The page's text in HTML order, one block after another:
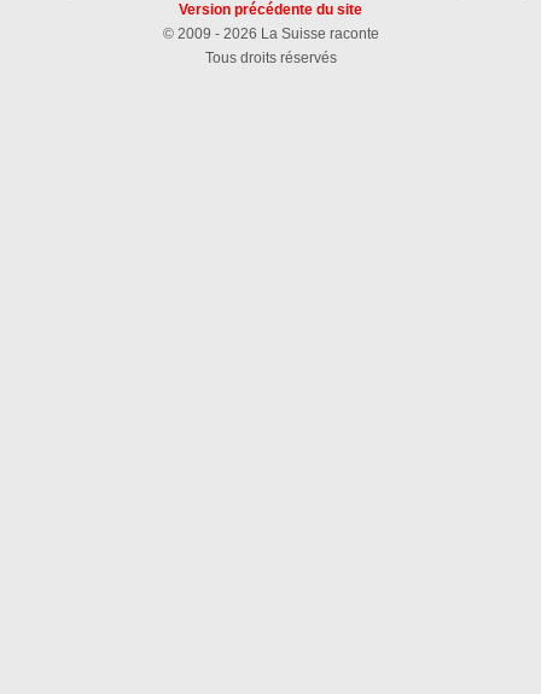
Version précédente du site
© 2009 - 2026 La Suisse raconte
Tous droits réservés